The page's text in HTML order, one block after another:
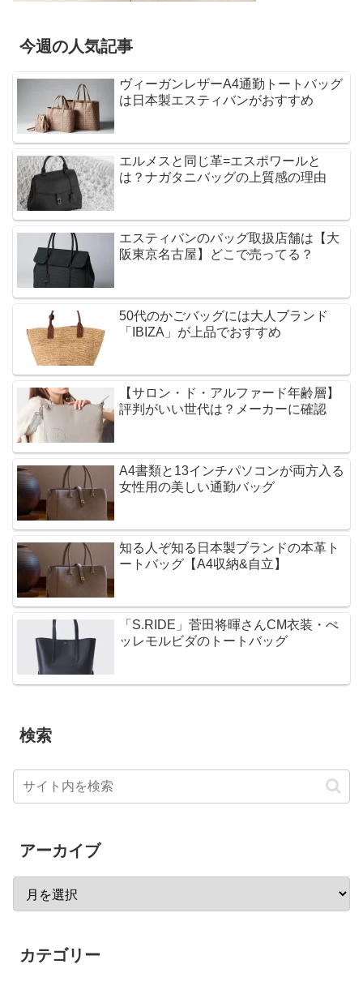
今週の人気記事
ヴィーガンレザーA4通勤トートバッグ
は日本製エスティバンがおすすめ
エルメスと同じ革=エスポワールと
は？ナガタニバッグの上質感の理由
エスティバンのバッグ取扱店舗は【大
阪東京名古屋】どこで売ってる？
50代のかごバッグには大人ブランド
「IBIZA」が上品でおすすめ
【サロン・ド・アルファード年齢層】
評判がいい世代は？メーカーに確認
A4書類と13インチパソコンが両方入る
女性用の美しい通勤バッグ
知る人ぞ知る日本製ブランドの本革ト
ートバッグ【A4収納&自立】
「S.RIDE」菅田将暉さんCM衣装・ぺ
ッレモルビダのトートバッグ
検索
アーカイブ
カテゴリー